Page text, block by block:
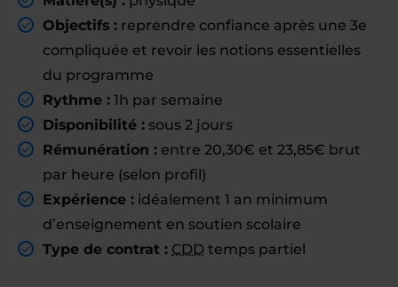
Objectifs : reprendre confiance après une 3e
compliquée et revoir les notions essentielles
du programme
Rythme : 1h par semaine
Disponibilité : sous 2 jours
Rémunération : entre 20,30€ et 23,85€ brut
par heure (selon profil)
Expérience : idéalement 1 an minimum
d’enseignement en soutien scolaire
Type de contrat : CDD temps partiel